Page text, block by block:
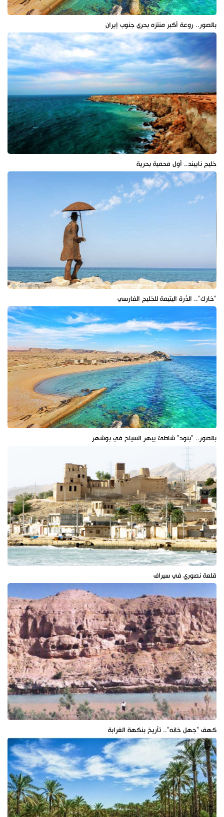
بالصور.. روعة أكبر منتزه بحري جنوب إيران
خليج نايبند.. أول محمية بحرية
"خارك".. الدُرة اليتيمة للخليج الفارسي
بالصور.. "بنود" شاطئ يبهر السياح في بوشهر
قلعة نصوري في سيراف
كهف "جهل خانه".. تأريخ بنكهة الغرابة